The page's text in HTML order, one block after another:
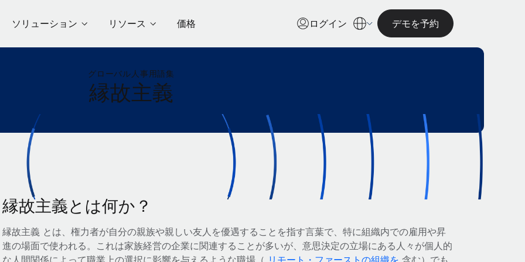
ソリューション リソース 価格 ログイン デモを予約
グローバル人事用語集
縁故主義
縁故主義とは何か？
縁故主義 とは、権力者が自分の親族や親しい友人を優遇することを指す言葉で、特に組織内での雇用や昇
進の場面で使われる。これは家族経営の企業に関連することが多いが、意思決定の立場にある人々が個人的
な人間関係によって職業上の選択に影響を与えるような職場（ リモート・ファーストの組織を 含む）でも